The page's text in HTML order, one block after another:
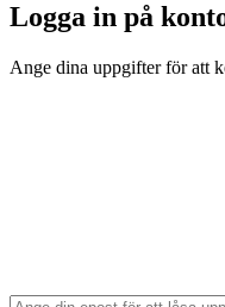
Logga in på
Ange dina uppgifter för att